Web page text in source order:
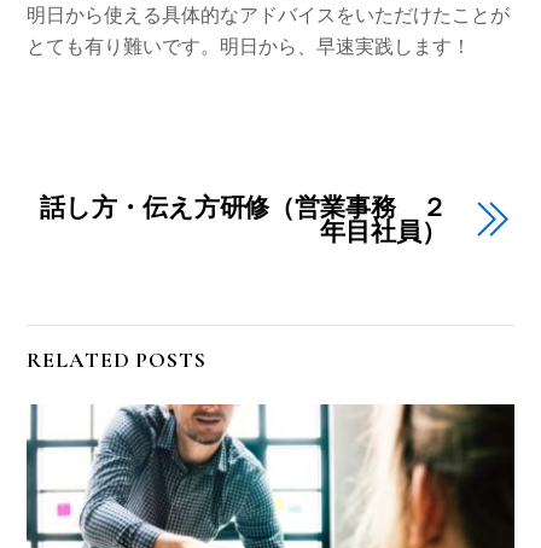
明日から使える具体的なアドバイスをいただけたことが
とても有り難いです。明日から、早速実践します！
話し方・伝え方研修（営業事務 ２
年目社員）
RELATED POSTS